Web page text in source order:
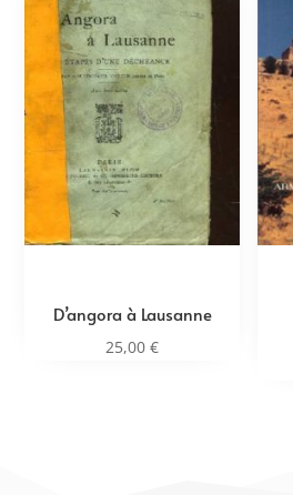
D’angora à Lausanne
25,00€